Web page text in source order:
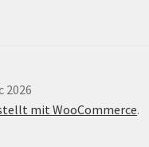
mit WooCommerce.